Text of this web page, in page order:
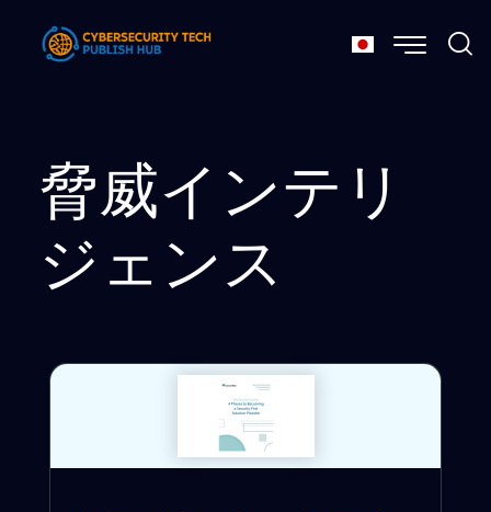
脅威インテリ
ジェンス